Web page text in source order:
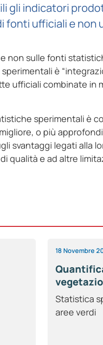
gli indicatori
fonti ufficiali e non
non sulle fonti
è
ufficiali combinate in
sperimentali è
o più
svantaggi legati alla
qualità e ad altre
18 Novembre
Statistica
aree verdi